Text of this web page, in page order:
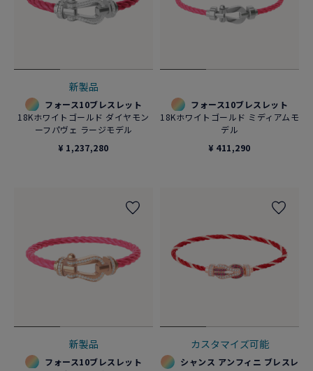
新製品
フォース10ブレスレット
18Kホワイトゴールド ダイヤモン
ーフパヴェ ラージモデル
¥ 1,237,280
フォース10ブレスレット
18Kホワイトゴールド ミディアムモ
デル
¥ 411,290
新製品
フォース10ブレスレット
カスタマイズ可能
シャンス アンフィニ ブレスレ